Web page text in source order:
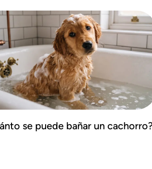
se puede bañar un